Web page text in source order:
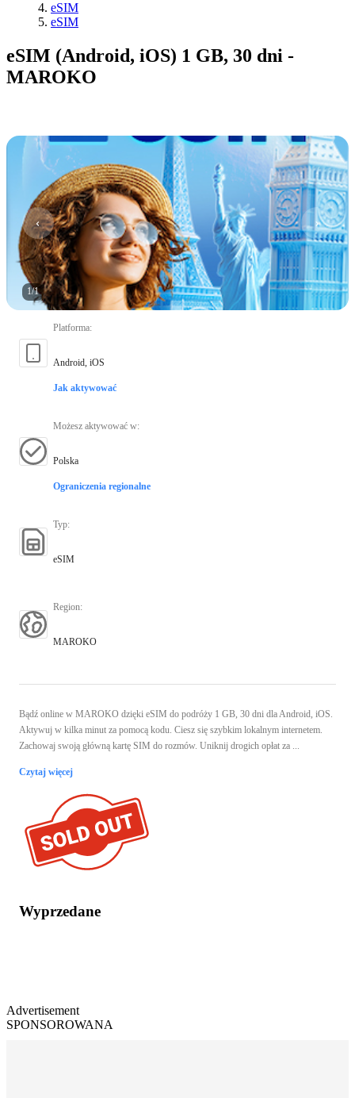
eSIM
eSIM
eSIM (Android, iOS) 1 GB, 30 dni -
MAROKO
1/1
Platforma:
Android, iOS
Jak aktywować
Możesz aktywować w:
Polska
Ograniczenia regionalne
Typ:
eSIM
Region:
MAROKO
Bądź online w MAROKO dzięki eSIM do podróży 1 GB, 30 dni dla Android, iOS.
Aktywuj w kilka minut za pomocą kodu. Ciesz się szybkim lokalnym internetem.
Zachowaj swoją główną kartę SIM do rozmów. Uniknij drogich opłat za ...
Czytaj więcej
Wyprzedane
Advertisement
SPONSOROWANA